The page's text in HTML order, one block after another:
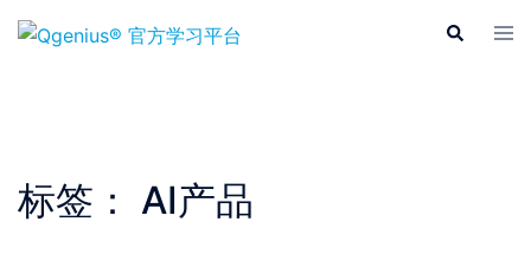
Skip
Search
标签： AI产品